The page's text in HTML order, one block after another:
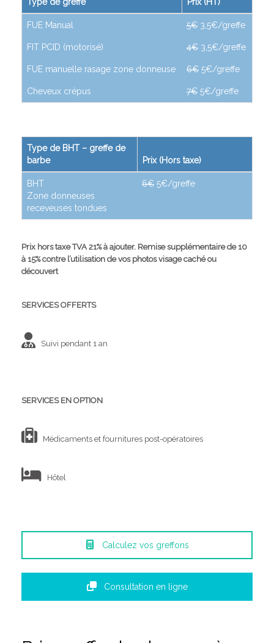
FUE Manual 5€ 3,5€/greffe
FIT PCID (motorisé) 4€ 3,5€/greffe
FUE manuelle rasage zone donneuse 6€ 5€/greffe
Cheveux crépus 7€ 5€/greffe
Type de BHT – greffe de
barbe
Prix (Hors taxe)
BHT
Zone donneuses
receveuses tondues
6€ 5€/greffe
Prix hors taxe TVA 21% à ajouter. Remise supplémentaire de 10
à 15% contre l’utilisation de vos photos visage caché ou
découvert
SERVICES OFFERTS
Suivi pendant 1 an
SERVICES EN OPTION
Médicaments et fournitures post-opératoires
Hôtel
Calculez vos greffons
Consultation en ligne